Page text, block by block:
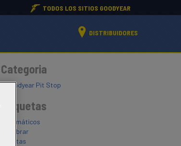
TODOS LOS SITIOS GOODYEAR
DISTRIBUIDORES
Categoria
Goodyear Pit Stop
Etiquetas
neumáticos
calibrar
llantas